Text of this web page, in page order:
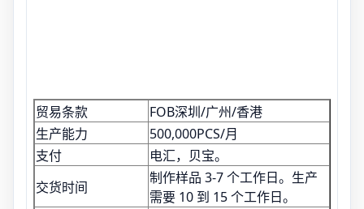
贸易条款
FOB深圳/广州/香港
生产能力
500,000PCS/月
支付
电汇，贝宝。
交货时间
制作样品 3-7 个工作日。生产
需要 10 到 15 个工作日。